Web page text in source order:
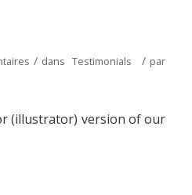
/ dans Testimonials / par
(illustrator) version of our